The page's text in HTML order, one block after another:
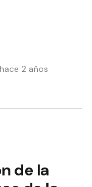
2 años
de la